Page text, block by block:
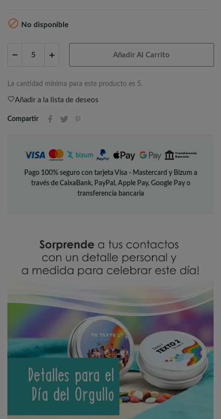
 No disponible
Añadir Al Carrito
La cantidad mínima para este producto es 5.
Añadir a la lista de deseos
Compartir
Pago 100% seguro con tarjeta Visa - Mastercard y Bizum a
través de CaixaBank, PayPal, Apple Pay, Google Pay o
transferencia bancaria